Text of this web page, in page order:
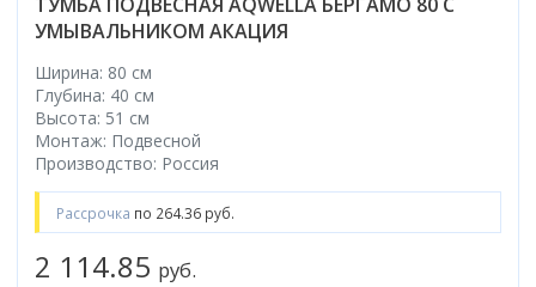
УМЫВАЛЬНИКОМ АКАЦИЯ
Ширина: 80 см
Глубина: 40 см
Высота: 51 см
Монтаж: Подвесной
Производство: Россия
Рассрочка по 264.36 руб.
2 114.85 руб.